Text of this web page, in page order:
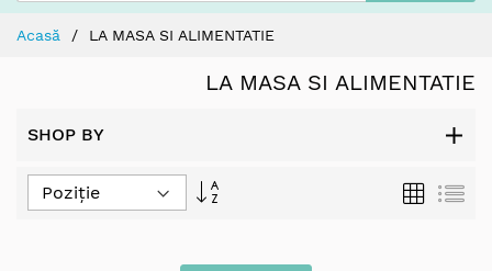
Acasă LA MASA SI ALIMENTATIE
LA MASA SI ALIMENTATIE
SHOP BY
Set
Grilă